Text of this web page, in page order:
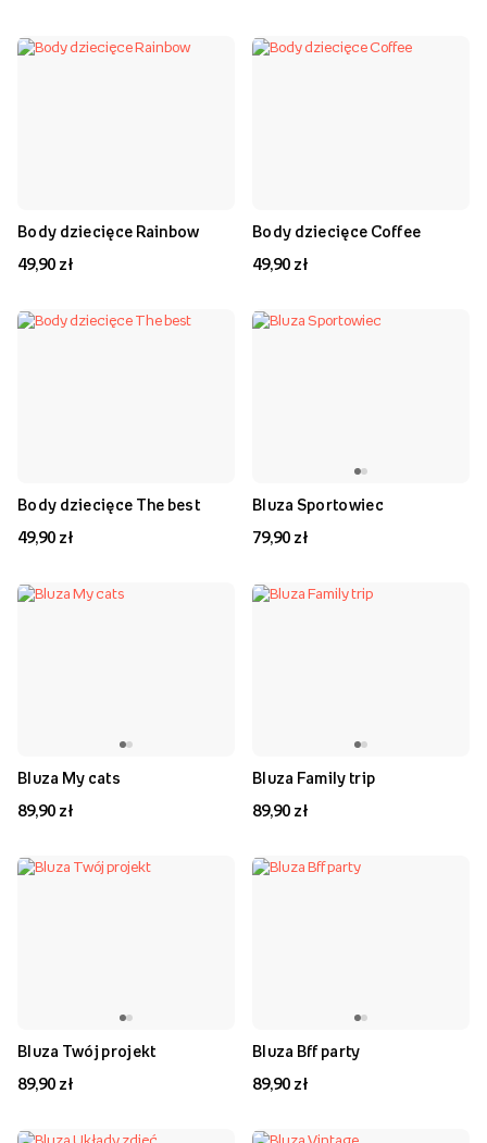
Body dziecięce Rainbow
49,90 zł
Body dziecięce Coffee
49,90 zł
Body dziecięce The best
49,90 zł
Bluza Sportowiec
79,90 zł
Bluza My cats
89,90 zł
Bluza Family trip
89,90 zł
Bluza Twój projekt
89,90 zł
Bluza Bff party
89,90 zł